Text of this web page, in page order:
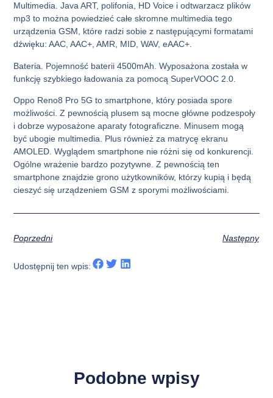
Multimedia. Java ART, polifonia, HD Voice i odtwarzacz plików
mp3 to można powiedzieć całe skromne multimedia tego
urządzenia GSM, które radzi sobie z następującymi formatami
dźwięku: AAC, AAC+, AMR, MID, WAV, eAAC+.
Bateria. Pojemność baterii 4500mAh. Wyposażona została w
funkcję szybkiego ładowania za pomocą SuperVOOC 2.0.
Oppo Reno8 Pro 5G to smartphone, który posiada spore
możliwości. Z pewnością plusem są mocne główne podzespoły
i dobrze wyposażone aparaty fotograficzne. Minusem mogą
być ubogie multimedia. Plus również za matrycę ekranu
AMOLED. Wyglądem smartphone nie różni się od konkurencji.
Ogólne wrażenie bardzo pozytywne. Z pewnością ten
smartphone znajdzie grono użytkowników, którzy kupią i będą
cieszyć się urządzeniem GSM z sporymi możliwościami.
Poprzedni Następny
Udostępnij ten wpis:
Podobne wpisy